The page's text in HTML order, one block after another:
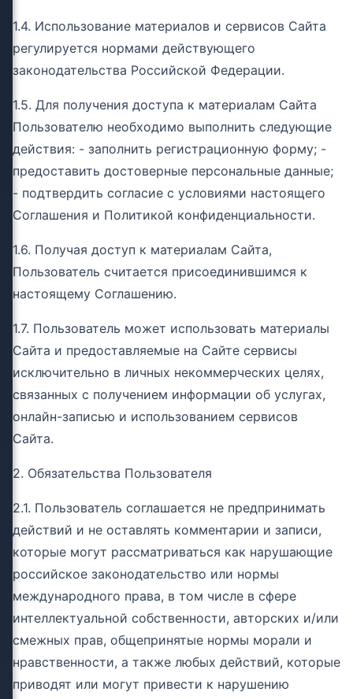
1.4. Использование материалов и сервисов Сайта
регулируется нормами действующего
законодательства Российской Федерации.
1.5. Для получения доступа к материалам Сайта
Пользователю необходимо выполнить следующие
действия: - заполнить регистрационную форму; -
предоставить достоверные персональные данные;
- подтвердить согласие с условиями настоящего
Соглашения и Политикой конфиденциальности.
1.6. Получая доступ к материалам Сайта,
Пользователь считается присоединившимся к
настоящему Соглашению.
1.7. Пользователь может использовать материалы
Сайта и предоставляемые на Сайте сервисы
исключительно в личных некоммерческих целях,
связанных с получением информации об услугах,
онлайн-записью и использованием сервисов
Сайта.
2. Обязательства Пользователя
2.1. Пользователь соглашается не предпринимать
действий и не оставлять комментарии и записи,
которые могут рассматриваться как нарушающие
российское законодательство или нормы
международного права, в том числе в сфере
интеллектуальной собственности, авторских и/или
смежных прав, общепринятые нормы морали и
нравственности, а также любых действий, которые
приводят или могут привести к нарушению